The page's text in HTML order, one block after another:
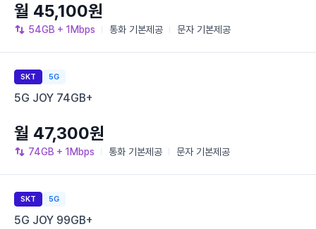
54GB + 1Mbps 통화 기본제공 문자 기본제공
월 45,100원
SKT 5G
5G JOY 74GB+
74GB + 1Mbps 통화 기본제공 문자 기본제공
월 47,300원
SKT 5G
5G JOY 99GB+